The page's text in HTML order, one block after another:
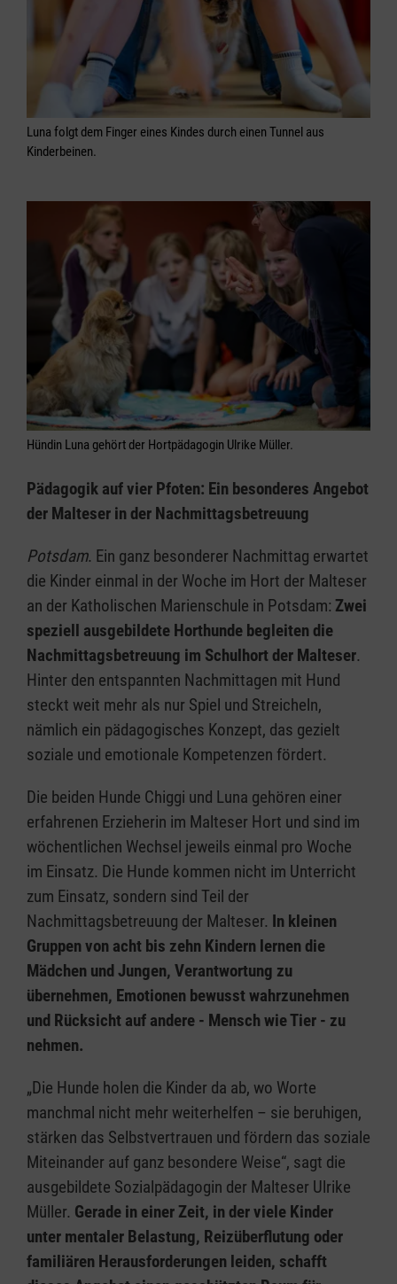
Luna folgt dem Finger eines Kindes durch einen Tunnel aus
Kinderbeinen.
Hündin Luna gehört der Hortpädagogin Ulrike Müller.
Pädagogik auf vier Pfoten: Ein besonderes Angebot
der Malteser in der Nachmittagsbetreuung
Potsdam. Ein ganz besonderer Nachmittag erwartet
die Kinder einmal in der Woche im Hort der Malteser
an der Katholischen Marienschule in Potsdam: Zwei
speziell ausgebildete Horthunde begleiten die
Nachmittagsbetreuung im Schulhort der Malteser.
Hinter den entspannten Nachmittagen mit Hund
steckt weit mehr als nur Spiel und Streicheln,
nämlich ein pädagogisches Konzept, das gezielt
soziale und emotionale Kompetenzen fördert.
Die beiden Hunde Chiggi und Luna gehören einer
erfahrenen Erzieherin im Malteser Hort und sind im
wöchentlichen Wechsel jeweils einmal pro Woche
im Einsatz. Die Hunde kommen nicht im Unterricht
zum Einsatz, sondern sind Teil der
Nachmittagsbetreuung der Malteser. In kleinen
Gruppen von acht bis zehn Kindern lernen die
Mädchen und Jungen, Verantwortung zu
übernehmen, Emotionen bewusst wahrzunehmen
und Rücksicht auf andere - Mensch wie Tier - zu
nehmen.
„Die Hunde holen die Kinder da ab, wo Worte
manchmal nicht mehr weiterhelfen – sie beruhigen,
stärken das Selbstvertrauen und fördern das soziale
Miteinander auf ganz besondere Weise“, sagt die
ausgebildete Sozialpädagogin der Malteser Ulrike
Müller. Gerade in einer Zeit, in der viele Kinder
unter mentaler Belastung, Reizüberflutung oder
familiären Herausforderungen leiden, schafft